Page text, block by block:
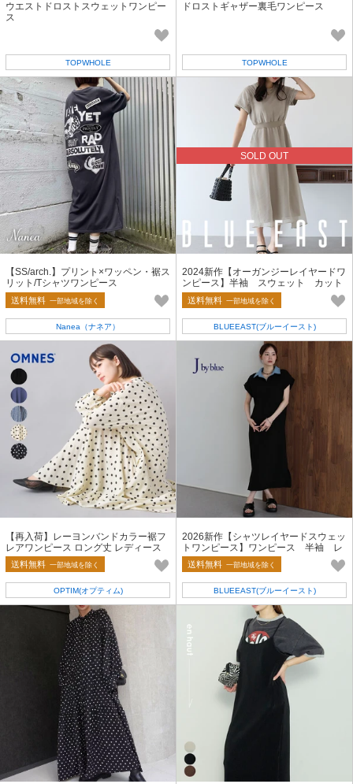
ウエストドロストスウェットワンピー
ス
TOPWHOLE
ドロストギャザー裏毛ワンピース
TOPWHOLE
【SS/arch.】プリント×ワッペン・裾ス
リット/Tシャツワンピース
送料無料 一部地域を除く
Nanea（ナネア）
SOLD OUT
2024新作【オーガンジーレイヤードワ
ンピース】半袖 スウェット カット
ソー
送料無料 一部地域を除く
BLUEEAST(ブルーイースト)
【再入荷】レーヨンバンドカラー裾フ
レアワンピース ロング丈 レディース
春夏
送料無料 一部地域を除く
OPTIM(オプティム)
2026新作【シャツレイヤードスウェッ
トワンピース】ワンピース 半袖 レ
ディース スウェット
送料無料 一部地域を除く
BLUEEAST(ブルーイースト)